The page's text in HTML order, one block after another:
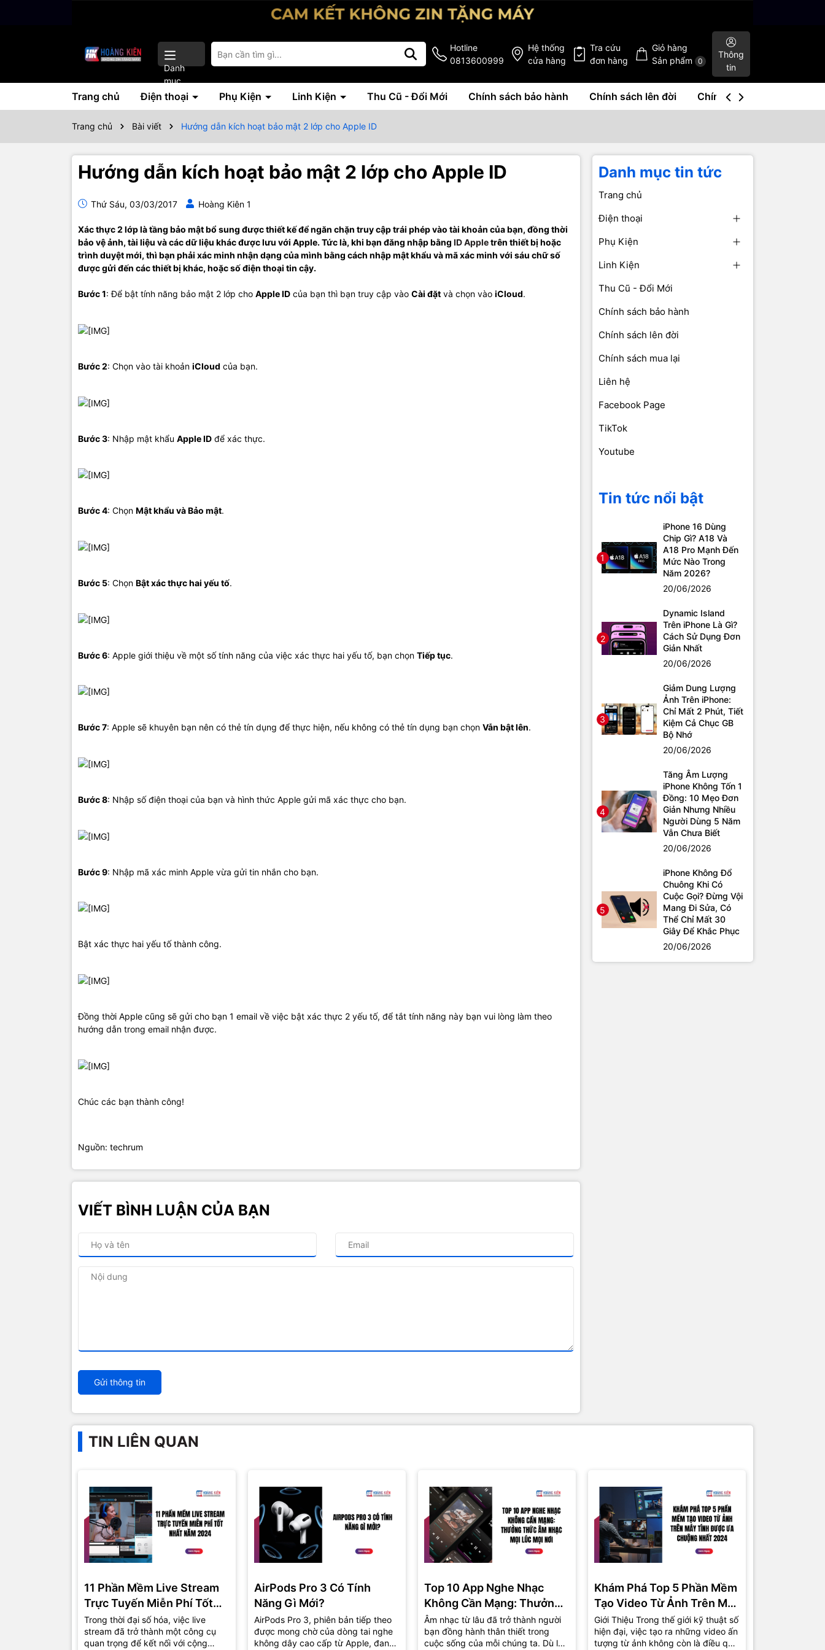
Danh
mục
Hotline
0813600999
Hệ thống
cửa hàng
Tra cứu
đơn hàng
Giỏ hàng
Sản phẩm
0
Thông
tin
Trang chủ Điện thoại Phụ Kiện Linh Kiện Thu Cũ - Đổi Mới Chính sách bảo hành Chính sách lên đời Chính sách mua lại
Trang chủ Bài viết Hướng dẫn kích hoạt bảo mật 2 lớp cho Apple ID
Hướng dẫn kích hoạt bảo mật 2 lớp cho Apple ID
Thứ Sáu, 03/03/2017 Hoàng Kiên 1
Xác thực 2 lớp là tầng bảo mật bổ sung được thiết kế để ngăn chặn truy cập trái phép vào tài khoản của bạn, đồng thời
bảo vệ ảnh, tài liệu và các dữ liệu khác được lưu với Apple. Tức là, khi bạn đăng nhập bằng ID Appletrên thiết bị hoặc
trình duyệt mới, thì bạn phải xác minh nhận dạng của mình bằng cách nhập mật khẩu và mã xác minh với sáu chữ số
được gửi đến các thiết bị khác, hoặc số điện thoại tin cậy.
Bước 1: Để bật tính năng bảo mật 2 lớp cho Apple ID của bạn thì bạn truy cập vào Cài đặt và chọn vào iCloud.
Bước 2: Chọn vào tài khoản iCloud của bạn.
Bước 3: Nhập mật khẩu Apple ID để xác thực.
Bước 4: Chọn Mật khẩu và Bảo mật.
Bước 5: Chọn Bật xác thực hai yếu tố.
Bước 6: Apple giới thiệu về một số tính năng của việc xác thực hai yếu tố, bạn chọn Tiếp tục.
Bước 7: Apple sẽ khuyên bạn nên có thẻ tín dụng để thực hiện, nếu không có thẻ tín dụng bạn chọn Vẫn bật lên.
Bước 8: Nhập số điện thoại của bạn và hình thức Apple gửi mã xác thực cho bạn.
Bước 9: Nhập mã xác minh Apple vừa gửi tin nhắn cho bạn.
Bật xác thực hai yếu tố thành công.
Đồng thời Apple cũng sẽ gửi cho bạn 1 email về việc bật xác thực 2 yếu tố, để tắt tính năng này bạn vui lòng làm theo
hướng dẫn trong email nhận được.
Chúc các bạn thành công!
Nguồn: techrum
VIẾT BÌNH LUẬN CỦA BẠN
Gửi thông tin
Danh mục tin tức
Trang chủ
Điện thoại
Phụ Kiện
Linh Kiện
Thu Cũ - Đổi Mới
Chính sách bảo hành
Chính sách lên đời
Chính sách mua lại
Liên hệ
Facebook Page
TikTok
Youtube
Tin tức nổi bật
1
iPhone 16 Dùng
Chip Gì? A18 Và
A18 Pro Mạnh Đến
Mức Nào Trong
Năm 2026?
20/06/2026
2
Dynamic Island
Trên iPhone Là Gì?
Cách Sử Dụng Đơn
Giản Nhất
20/06/2026
3
Giảm Dung Lượng
Ảnh Trên iPhone:
Chỉ Mất 2 Phút, Tiết
Kiệm Cả Chục GB
Bộ Nhớ
20/06/2026
4
Tăng Âm Lượng
iPhone Không Tốn 1
Đồng: 10 Mẹo Đơn
Giản Nhưng Nhiều
Người Dùng 5 Năm
Vẫn Chưa Biết
20/06/2026
5
iPhone Không Đổ
Chuông Khi Có
Cuộc Gọi? Đừng Vội
Mang Đi Sửa, Có
Thể Chỉ Mất 30
Giây Để Khắc Phục
20/06/2026
TIN LIÊN QUAN
11 Phần Mềm Live Stream
Trực Tuyến Miễn Phí Tốt
Nhất Năm 2024
Trong thời đại số hóa, việc live
stream đã trở thành một công cụ
quan trọng để kết nối với cộng
AirPods Pro 3 Có Tính
Năng Gì Mới?
AirPods Pro 3, phiên bản tiếp theo
được mong chờ của dòng tai nghe
không dây cao cấp từ Apple, đang
Top 10 App Nghe Nhạc
Không Cần Mạng: Thưởng
Thức Âm Nhạc Mọi Nơi
Âm nhạc từ lâu đã trở thành người
bạn đồng hành thân thiết trong
cuộc sống của mỗi chúng ta. Dù là
Khám Phá Top 5 Phần Mềm
Tạo Video Từ Ảnh Trên Máy
Tính Được Ưa Chuộng Nhất
2024
Giới Thiệu Trong thế giới kỹ thuật số
hiện đại, việc tạo ra những video ấn
tượng từ ảnh không còn là điều quá